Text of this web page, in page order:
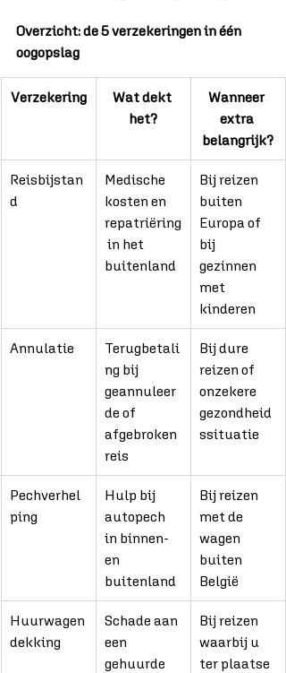
Overzicht: de 5 verzekeringen in één
oogopslag
Verzekering
Wat dekt
het?
Wanneer
extra
belangrijk?
Reisbijstan
d
Medische
kosten en
repatriëring
in het
buitenland
Bij reizen
buiten
Europa of
bij
gezinnen
met
kinderen
Annulatie
Terugbetali
ng bij
geannuleer
de of
afgebroken
reis
Bij dure
reizen of
onzekere
gezondheid
ssituatie
Pechverhel
ping
Hulp bij
autopech
in binnen-
en
buitenland
Bij reizen
met de
wagen
buiten
België
Huurwagen
dekking
Schade aan
een
gehuurde
Bij reizen
waarbij u
ter plaatse